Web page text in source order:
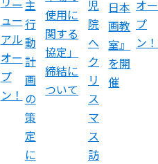
ュー
アル
オー
プ
ン！
主
行
動
計
画
の
策
定
に
使用に
関する
協定」
締結に
ついて
児
院
へ
ク
リ
ス
マ
ス
訪
日本
画教
室』
を開
催
オー
プ
ン！